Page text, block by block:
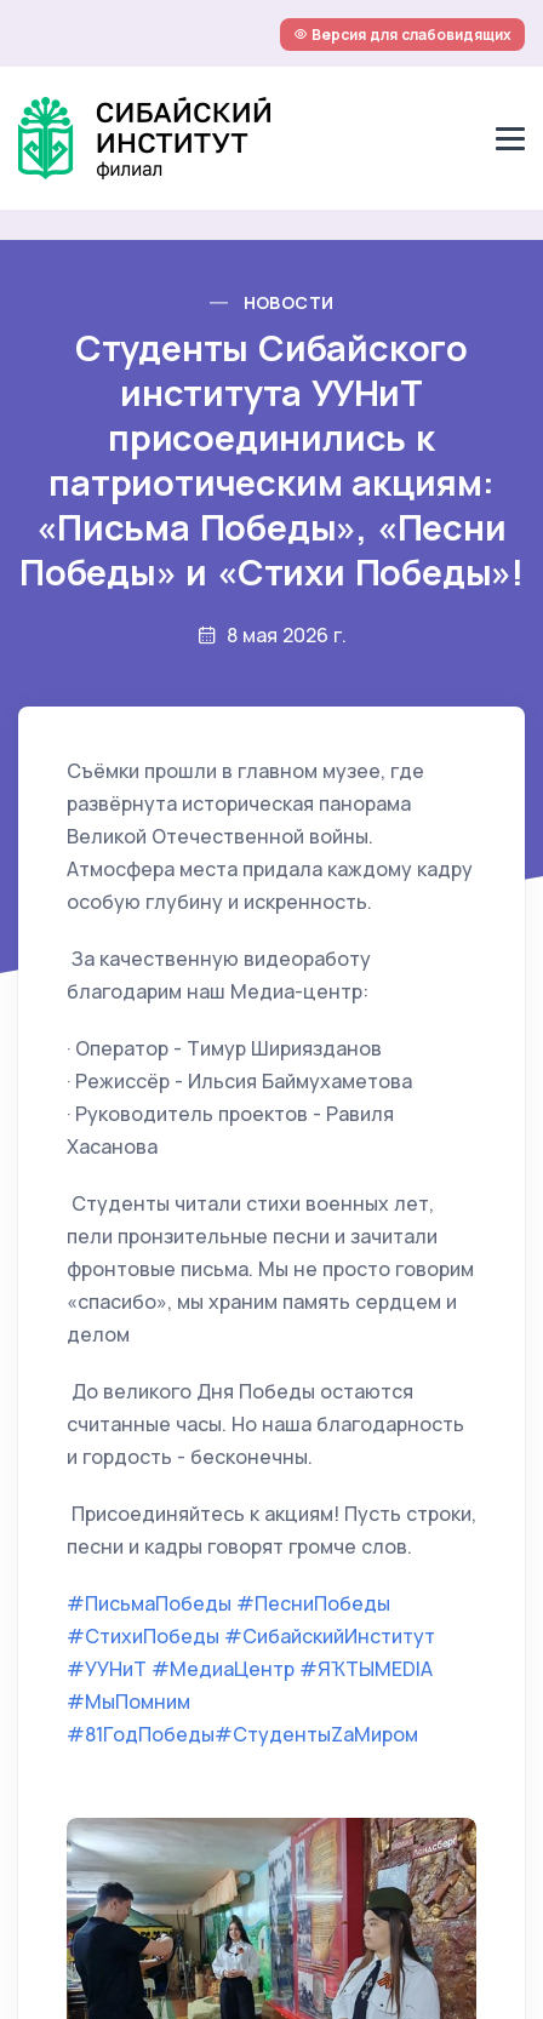
Версия для слабовидящих
НОВОСТИ
Студенты Сибайского
института УУНиТ
присоединились к
патриотическим акциям:
«Письма Победы», «Песни
Победы» и «Стихи Победы»!
8 мая 2026 г.
Съёмки прошли в главном музее, где
развёрнута историческая панорама
Великой Отечественной войны.
Атмосфера места придала каждому кадру
особую глубину и искренность.
За качественную видеоработу
благодарим наш Медиа-центр:
· Оператор - Тимур Шириязданов
· Режиссёр - Ильсия Баймухаметова
· Руководитель проектов - Равиля
Хасанова
Студенты читали стихи военных лет,
пели пронзительные песни и зачитали
фронтовые письма. Мы не просто говорим
«спасибо», мы храним память сердцем и
делом
До великого Дня Победы остаются
считанные часы. Но наша благодарность
и гордость - бесконечны.
Присоединяйтесь к акциям! Пусть строки,
песни и кадры говорят громче слов.
#ПисьмаПобеды #ПесниПобеды
#СтихиПобеды #СибайскийИнститут
#УУНиТ #МедиаЦентр #ЯҠТЫMEDIA
#МыПомним
#81ГодПобеды#СтудентыZaМиром